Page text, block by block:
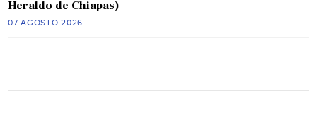
Heraldo de Chiapas)
07 AGOSTO 2026